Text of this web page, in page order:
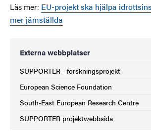
Läs mer: EU-projekt ska hjälpa
mer jämställda
Externa webbplatser
SUPPORTER - forskningsprojekt
(Extern länk)
European Science Foundation
(Extern länk)
South-East European Research Centre
(Extern länk)
SUPPORTER projektwebbsida
(Extern länk)